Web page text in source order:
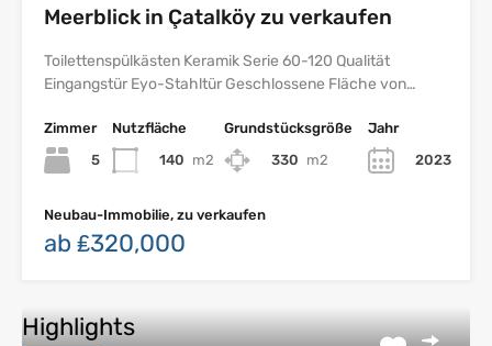
Meerblick in Çatalköy zu verkaufen
Toilettenspülkästen Keramik Serie 60-120 Qualität
Eingangstür Eyo-Stahltür Geschlossene Fläche von…
Zimmer
5
Nutzfläche
140 m2
Grundstücksgröße
330 m2
Jahr
2023
Neubau-Immobilie, zu verkaufen
ab ₤320,000
Highlights